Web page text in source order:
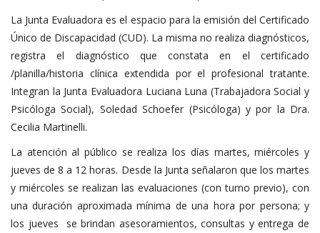
La Junta Evaluadora es el espacio para la emisión del Certificado
Único de Discapacidad (CUD). La misma no realiza diagnósticos,
registra el diagnóstico que constata en el certificado
/planilla/historia clínica extendida por el profesional tratante.
Integran la Junta Evaluadora Luciana Luna (Trabajadora Social y
Psicóloga Social), Soledad Schoefer (Psicóloga) y por la Dra.
Cecilia Martinelli.
La atención al público se realiza los días martes, miércoles y
jueves de 8 a 12 horas. Desde la Junta señalaron que los martes
y miércoles se realizan las evaluaciones (con turno previo), con
una duración aproximada mínima de una hora por persona; y
los jueves se brindan asesoramientos, consultas y entrega de